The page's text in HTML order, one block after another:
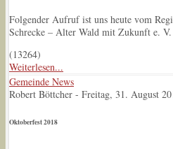
Folgender Aufruf ist uns heute vom
Schrecke – Alter Wald mit Zukunft e. V.
(13264)
Weiterlesen...
Gemeinde News
Robert Böttcher - Freitag, 31. August
Oktoberfest 2018